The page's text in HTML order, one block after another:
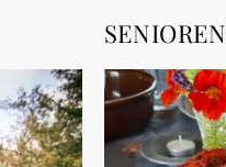
SENIOREN